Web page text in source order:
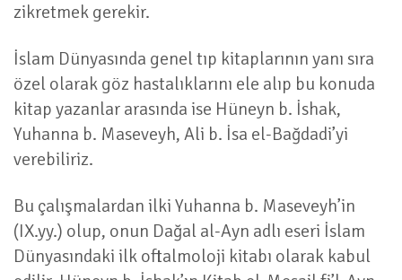
zikretmek gerekir.
İslam Dünyasında genel tıp kitaplarının yanı sıra
özel olarak göz hastalıklarını ele alıp bu konuda
kitap yazanlar arasında ise Hüneyn b. İshak,
Yuhanna b. Maseveyh, Ali b. İsa el-Bağdadi’yi
verebiliriz.
Bu çalışmalardan ilki Yuhanna b. Maseveyh’in
(IX.yy.) olup, onun Dağal al-Ayn adlı eseri İslam
Dünyasındaki ilk oftalmoloji kitabı olarak kabul